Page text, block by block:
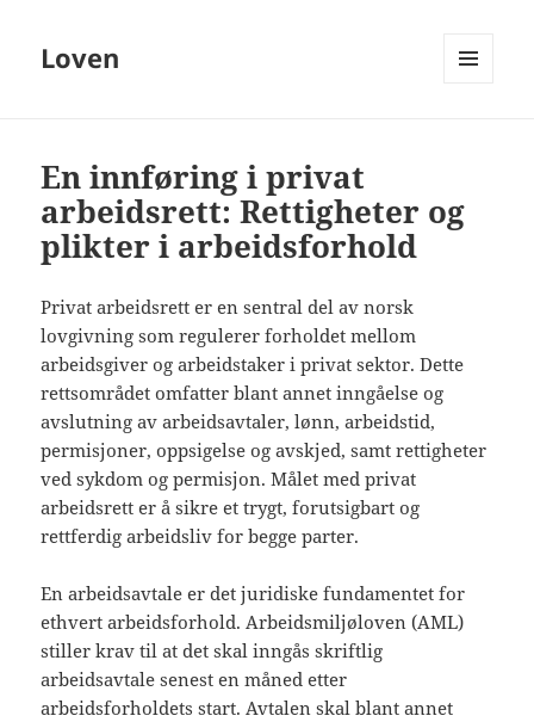
Loven
En innføring i privat
arbeidsrett: Rettigheter og
plikter i arbeidsforhold
Privat arbeidsrett er en sentral del av norsk
lovgivning som regulerer forholdet mellom
arbeidsgiver og arbeidstaker i privat sektor. Dette
rettsområdet omfatter blant annet inngåelse og
avslutning av arbeidsavtaler, lønn, arbeidstid,
permisjoner, oppsigelse og avskjed, samt rettigheter
ved sykdom og permisjon. Målet med privat
arbeidsrett er å sikre et trygt, forutsigbart og
rettferdig arbeidsliv for begge parter.
En arbeidsavtale er det juridiske fundamentet for
ethvert arbeidsforhold. Arbeidsmiljøloven (AML)
stiller krav til at det skal inngås skriftlig
arbeidsavtale senest en måned etter
arbeidsforholdets start. Avtalen skal blant annet